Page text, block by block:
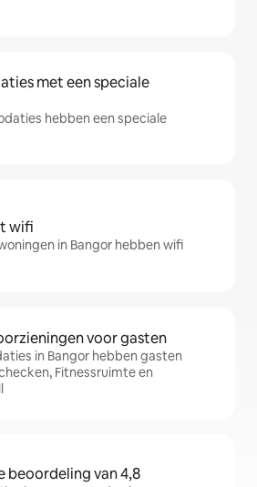
met een speciale
hebben een speciale
wifi
in Bangor hebben wifi
voor gasten
in Bangor hebben gasten
Fitnessruimte en
beoordeling van 4,8